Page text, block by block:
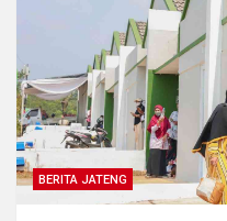
BERITA JATENG